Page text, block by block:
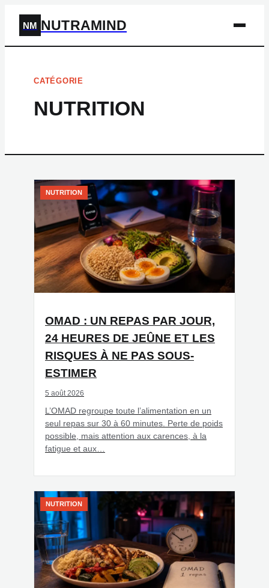
NM NUTRAMIND
CATÉGORIE
NUTRITION
NUTRITION
OMAD : UN REPAS PAR JOUR,
24 HEURES DE JEÛNE ET LES
RISQUES À NE PAS SOUS-
ESTIMER
5 août 2026
L’OMAD regroupe toute l’alimentation en un
seul repas sur 30 à 60 minutes. Perte de poids
possible, mais attention aux carences, à la
fatigue et aux…
NUTRITION